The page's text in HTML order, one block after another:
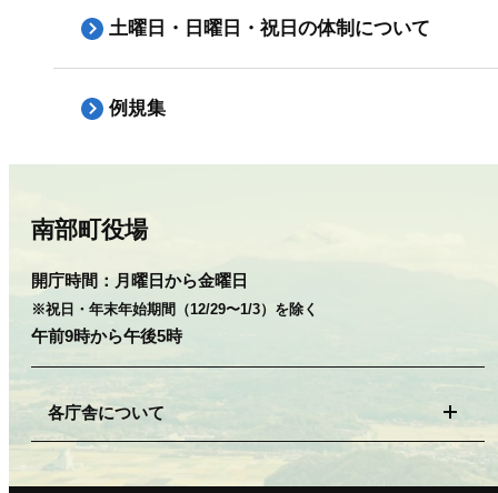
土曜日・日曜日・祝日の体制について
例規集
南部町役場
開庁時間： 月曜日から金曜日
※祝日・年末年始期間（12/29〜1/3）を除く
午前9時から午後5時
各庁舎について